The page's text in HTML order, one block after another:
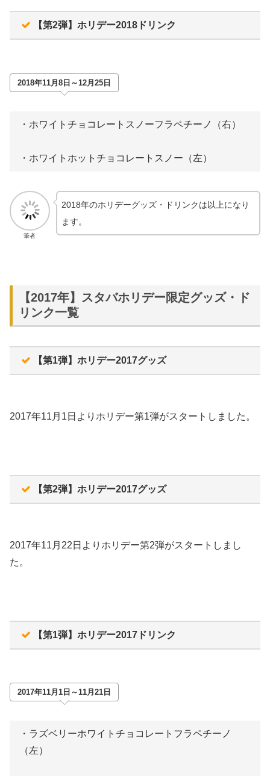
【第2弾】ホリデー2018ドリンク
2018年11月8日～12月25日
・ホワイトチョコレートスノーフラペチーノ（右）
・ホワイトホットチョコレートスノー（左）
筆者
2018年のホリデーグッズ・ドリンクは以上になり
ます。
【2017年】スタバホリデー限定グッズ・ド
リンク一覧
【第1弾】ホリデー2017グッズ
2017年11月1日よりホリデー第1弾がスタートしました。
【第2弾】ホリデー2017グッズ
2017年11月22日よりホリデー第2弾がスタートしまし
た。
【第1弾】ホリデー2017ドリンク
2017年11月1日～11月21日
・ラズベリーホワイトチョコレートフラペチーノ
（左）